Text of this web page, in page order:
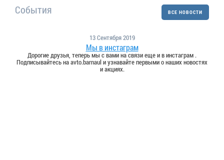
ВСЕ НОВОСТИ
События
13 Сентября 2019
Мы в инстаграм
Дорогие друзья, теперь мы с вами на связи еще и в инстаграм .
Подписывайтесь на avto.barnaul и узнавайте первыми о наших новостях
и акциях.